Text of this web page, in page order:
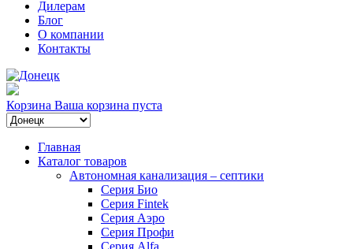
Дилерам
Блог
О компании
Контакты
Корзина Ваша корзина пуста
Главная
Каталог товаров
Автономная канализация – септики
Серия Био
Серия Fintek
Серия Аэро
Серия Профи
Серия Alfa